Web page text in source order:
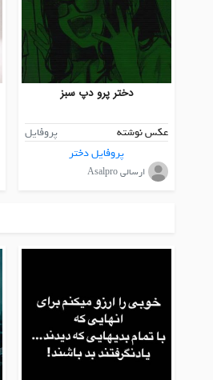
دختر پرو دپ سبز
عکس نوشته
پروفایل
پروفایل دختر
ارسالی Asalpro